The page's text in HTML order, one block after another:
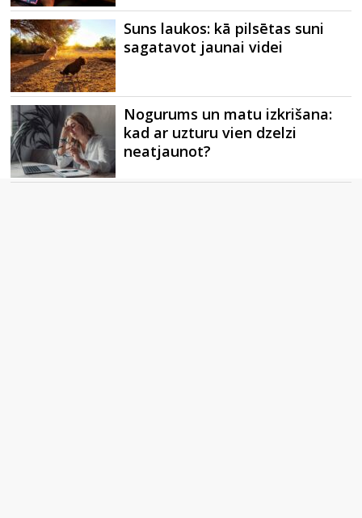
Suns laukos: kā pilsētas suni
sagatavot jaunai videi
Nogurums un matu izkrišana:
kad ar uzturu vien dzelzi
neatjaunot?